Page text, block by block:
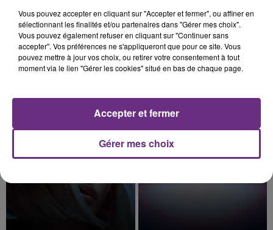
Me
13h39
13h39 13h36
13h36
Vous pouvez accepter en cliquant sur "Accepter et fermer", ou affiner en
sélectionnant les finalités et/ou partenaires dans "Gérer mes choix".
Vous pouvez également refuser en cliquant sur "Continuer sans
accepter". Vos préférences ne s'appliqueront que pour ce site. Vous
pouvez mettre à jour vos choix, ou retirer votre consentement à tout
moment via le lien "Gérer les cookies" situé en bas de chaque page.
Gérer mes choix
Accepter et fermer